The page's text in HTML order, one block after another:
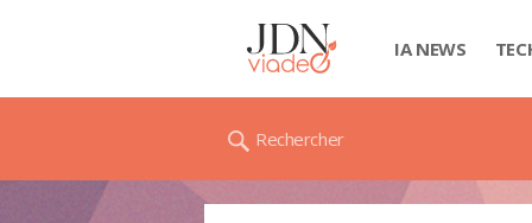
IA NEWS
Rechercher